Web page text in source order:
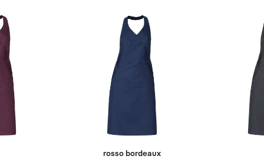
rosso bordeaux